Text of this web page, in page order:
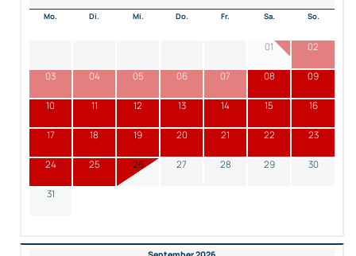
Mo. Di. Mi. Do. Fr. Sa. So.
01 02
03 04 05 06 07 08 09
10 11 12 13 14 15 16
17 18 19 20 21 22 23
24 25 26 27 28 29 30
31